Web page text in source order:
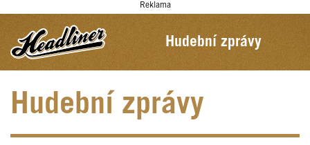
Reklama
Hudební zprávy
Hudební zprávy